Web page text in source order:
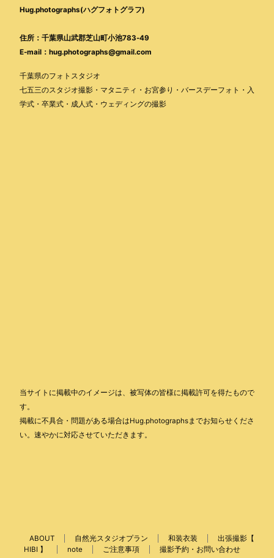
Hug.photographs(ハグフォトグラフ)
住所：千葉県山武郡芝山町小池783-49
E-mail：hug.photographs@gmail.com
千葉県のフォトスタジオ
七五三のスタジオ撮影・マタニティ・お宮参り・バースデーフォト・入
学式・卒業式・成人式・ウェディングの撮影
当サイトに掲載中のイメージは、被写体の皆様に掲載許可を得たもので
す。
掲載に不具合・問題がある場合はHug.photographsまでお知らせくださ
い。速やかに対応させていただきます。
ABOUT 自然光スタジオプラン 和装衣装
出張撮影【
HIBI 】
note ご注意事項 撮影予約・お問い合わせ